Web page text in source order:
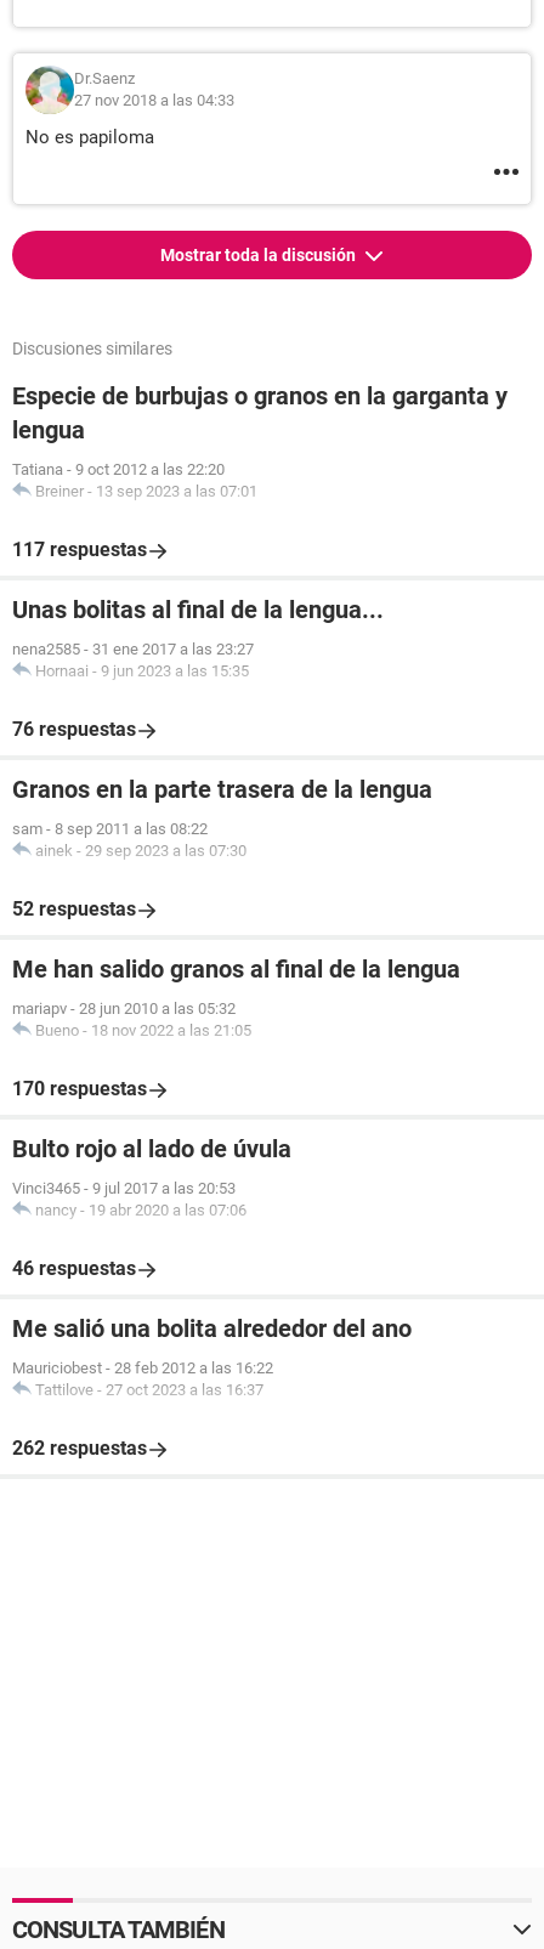
Dr.Saenz
27 nov 2018 a las 04:33
No es papiloma
Mostrar toda la discusión
Discusiones similares
Especie de burbujas o granos en la garganta y
lengua
Tatiana - 9 oct 2012 a las 22:20
Breiner - 13 sep 2023 a las 07:01
117 respuestas
Unas bolitas al final de la lengua...
nena2585 - 31 ene 2017 a las 23:27
Hornaai - 9 jun 2023 a las 15:35
76 respuestas
Granos en la parte trasera de la lengua
sam - 8 sep 2011 a las 08:22
ainek - 29 sep 2023 a las 07:30
52 respuestas
Me han salido granos al final de la lengua
mariapv - 28 jun 2010 a las 05:32
Bueno - 18 nov 2022 a las 21:05
170 respuestas
Bulto rojo al lado de úvula
Vinci3465 - 9 jul 2017 a las 20:53
nancy - 19 abr 2020 a las 07:06
46 respuestas
Me salió una bolita alrededor del ano
Mauriciobest - 28 feb 2012 a las 16:22
Tattilove - 27 oct 2023 a las 16:37
262 respuestas
CONSULTA TAMBIÉN